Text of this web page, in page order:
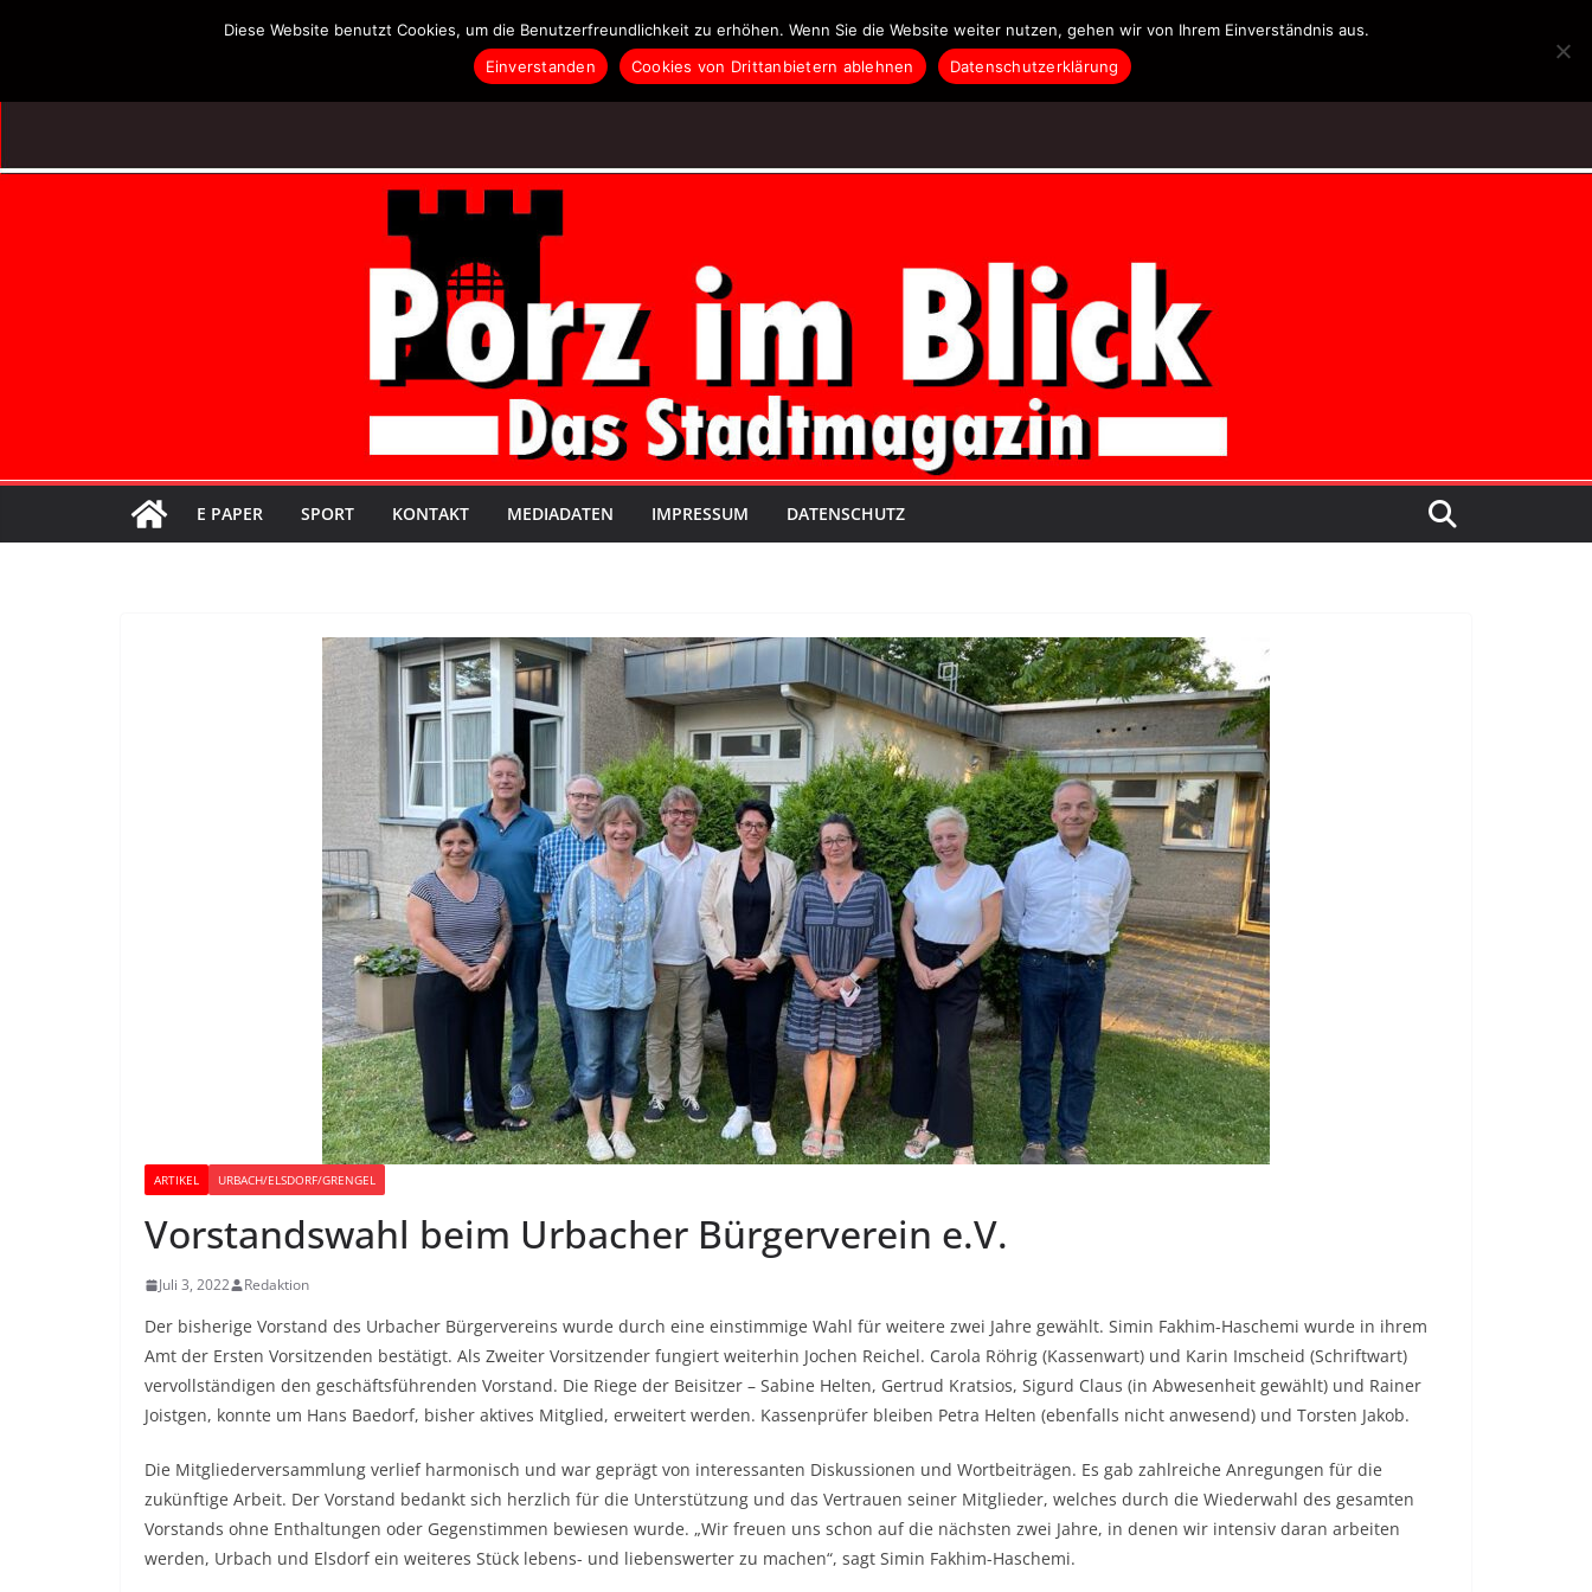
E PAPER SPORT KONTAKT MEDIADATEN IMPRESSUM DATENSCHUTZ
ARTIKEL URBACH/ELSDORF/GRENGEL
Vorstandswahl beim Urbacher Bürgerverein e.V.
Juli 3, 2022 Redaktion
Der bisherige Vorstand des Urbacher Bürgervereins wurde durch eine einstimmige Wahl für weitere zwei Jahre gewählt. Simin Fakhim-Haschemi wurde in ihrem
Amt der Ersten Vorsitzenden bestätigt. Als Zweiter Vorsitzender fungiert weiterhin Jochen Reichel. Carola Röhrig (Kassenwart) und Karin Imscheid (Schriftwart)
vervollständigen den geschäftsführenden Vorstand. Die Riege der Beisitzer – Sabine Helten, Gertrud Kratsios, Sigurd Claus (in Abwesenheit gewählt) und Rainer
Joistgen, konnte um Hans Baedorf, bisher aktives Mitglied, erweitert werden. Kassenprüfer bleiben Petra Helten (ebenfalls nicht anwesend) und Torsten Jakob.
Die Mitgliederversammlung verlief harmonisch und war geprägt von interessanten Diskussionen und Wortbeiträgen. Es gab zahlreiche Anregungen für die
zukünftige Arbeit. Der Vorstand bedankt sich herzlich für die Unterstützung und das Vertrauen seiner Mitglieder, welches durch die Wiederwahl des gesamten
Vorstands ohne Enthaltungen oder Gegenstimmen bewiesen wurde. „Wir freuen uns schon auf die nächsten zwei Jahre, in denen wir intensiv daran arbeiten
werden, Urbach und Elsdorf ein weiteres Stück lebens- und liebenswerter zu machen“, sagt Simin Fakhim-Haschemi.
Diese Website benutzt Cookies, um die Benutzerfreundlichkeit zu erhöhen. Wenn Sie die Website weiter nutzen, gehen wir von Ihrem Einverständnis aus.
Einverstanden
Cookies von Drittanbietern ablehnen Datenschutzerklärung